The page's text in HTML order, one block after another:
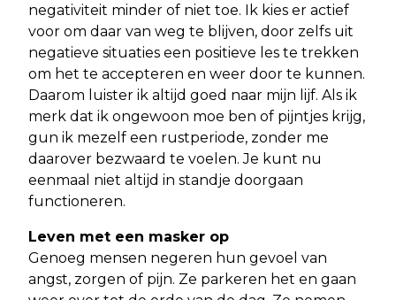
negativiteit minder of niet toe. Ik kies er actief
voor om daar van weg te blijven, door zelfs uit
negatieve situaties een positieve les te trekken
om het te accepteren en weer door te kunnen.
Daarom luister ik altijd goed naar mijn lijf. Als ik
merk dat ik ongewoon moe ben of pijntjes krijg,
gun ik mezelf een rustperiode, zonder me
daarover bezwaard te voelen. Je kunt nu
eenmaal niet altijd in standje doorgaan
functioneren.
Leven met een masker op
Genoeg mensen negeren hun gevoel van
angst, zorgen of pijn. Ze parkeren het en gaan